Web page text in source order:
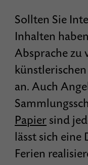
Sollten Sie
Inhalten
Absprache zu
an. Auch
Papier sind
lässt sich
Ferien